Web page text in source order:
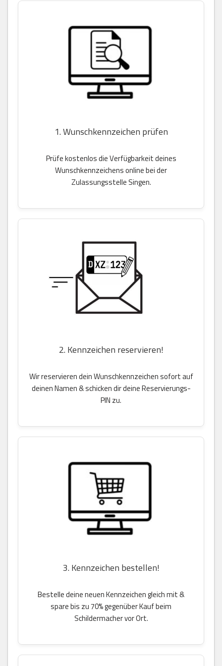
1. Wunschkennzeichen prüfen
Prüfe kostenlos die Verfügbarkeit deines
Wunschkennzeichens online bei der
Zulassungsstelle Singen.
2. Kennzeichen reservieren!
Wir reservieren dein Wunschkennzeichen sofort auf
deinen Namen & schicken dir deine Reservierungs-
PIN zu.
3. Kennzeichen bestellen!
Bestelle deine neuen Kennzeichen gleich mit &
spare bis zu 70% gegenüber Kauf beim
Schildermacher vor Ort.